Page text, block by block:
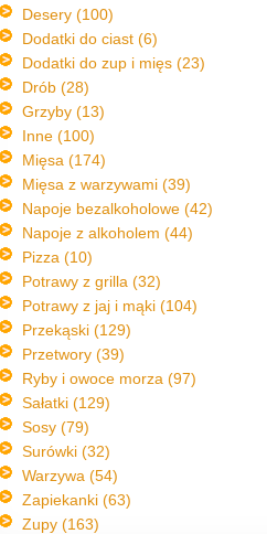
Desery (100)
Dodatki do ciast (6)
Dodatki do zup i mięs (23)
Drób (28)
Grzyby (13)
Inne (100)
Mięsa (174)
Mięsa z warzywami (39)
Napoje bezalkoholowe (42)
Napoje z alkoholem (44)
Pizza (10)
Potrawy z grilla (32)
Potrawy z jaj i mąki (104)
Przekąski (129)
Przetwory (39)
Ryby i owoce morza (97)
Sałatki (129)
Sosy (79)
Surówki (32)
Warzywa (54)
Zapiekanki (63)
Zupy (163)